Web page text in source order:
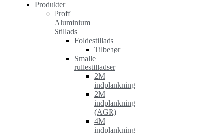
Produkter
Proff
Aluminium
Stillads
Foldestillads
Tilbehør
Smalle
rullestilladser
2M
indplankning
2M
indplankning
(AGR)
4M
indplankning